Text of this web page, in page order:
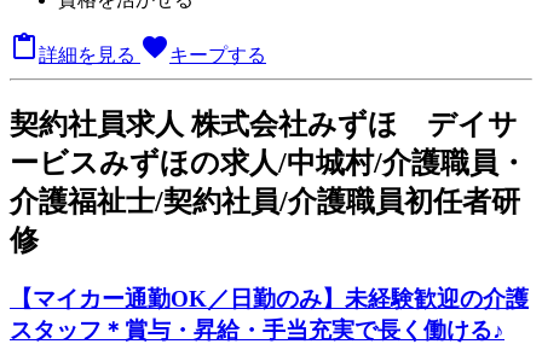
詳細を見る favoriteキープする
契約社員求人 株式会社みずほ デイサ
ービスみずほの求人/中城村/介護職員・
介護福祉士/契約社員/介護職員初任者研
修
【マイカー通勤OK／日勤のみ】未経験歓迎の介護
スタッフ＊賞与・昇給・手当充実で長く働ける♪